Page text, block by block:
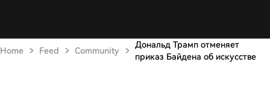
Home Feed Community
Дональд Трамп отменяет
приказ Байдена об искусстве